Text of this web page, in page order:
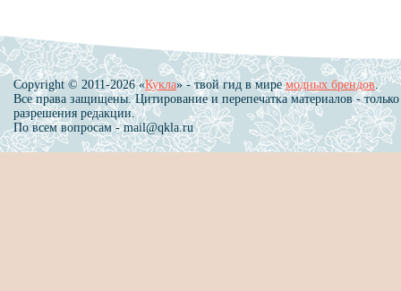
Copyright © 2011-2026 «Кукла» - твой гид в миремодных брендов.
Все права защищены. Цитирование и перепечатка материалов - только
разрешения редакции.
По всем вопросам - mail@qkla.ru